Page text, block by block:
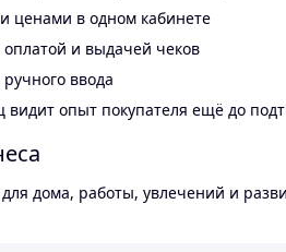
ценами в одном кабинете
оплатой и выдачей чеков
ввода
опыт покупателя ещё до
дома, работы, увлечений и